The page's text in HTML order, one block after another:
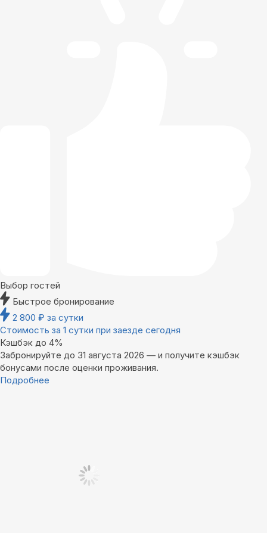
Выбор гостей
Быстрое бронирование
2 800 ₽ за сутки
Стоимость за 1 сутки при заезде сегодня
Кэшбэк до 4%
Забронируйте до 31 августа 2026 — и получите кэшбэк
бонусами после оценки проживания.
Подробнее